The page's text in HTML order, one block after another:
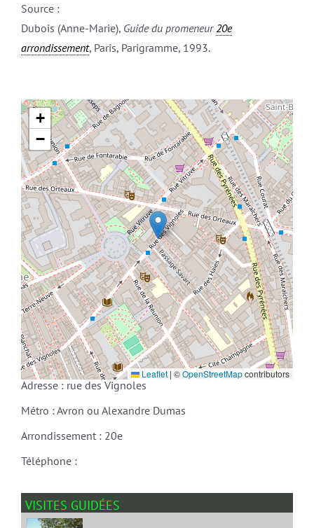
Source :
Dubois (Anne-Marie), Guide du promeneur 20e
arrondissement, Paris, Parigramme, 1993.
+
−
Leaflet | ©OpenStreetMapcontributors
Adresse : rue des Vignoles
Métro : Avron ou Alexandre Dumas
Arrondissement : 20e
Téléphone :
VISITES GUIDÉES